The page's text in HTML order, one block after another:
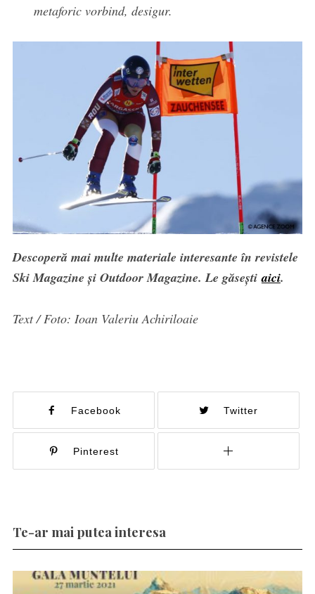
metaforic vorbind, desigur.
Descoperă mai multe materiale interesante în revistele
Ski Magazine și Outdoor Magazine. Le găseștiaici.
Text / Foto: Ioan Valeriu Achiriloaie
Facebook Twitter
Pinterest
Te-ar mai putea interesa